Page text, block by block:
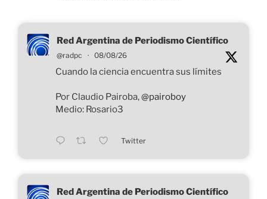
Red Argentina de Periodismo Científico
@radpc · 08/08/26
Cuando la ciencia encuentra sus límites
Por Claudio Pairoba,@pairoboy
Medio: Rosario3
Twitter
Red Argentina de Periodismo Científico